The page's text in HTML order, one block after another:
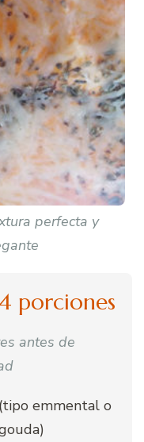
perfecta y
porciones
antes de
(tipo emmental o